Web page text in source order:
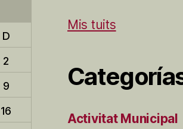
D
2
9
16
Mis tuits
Activitat Municipal